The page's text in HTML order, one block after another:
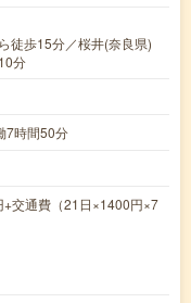
徒歩15分／桜井(奈良県)
分
7時間50分
交通費（21日×1400円×7